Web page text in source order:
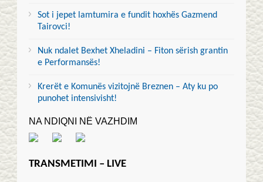
Sot i jepet lamtumira e fundit hoxhës Gazmend
Tairovci!
Nuk ndalet Bexhet Xheladini – Fiton sërish grantin
e Performansës!
Krerët e Komunës vizitojnë Breznen – Aty ku po
punohet intensivisht!
NA NDIQNI NË VAZHDIM
TRANSMETIMI – LIVE